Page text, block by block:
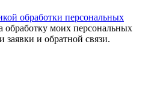
обработки персональных
обработку моих персональных
заявки и обратной связи.